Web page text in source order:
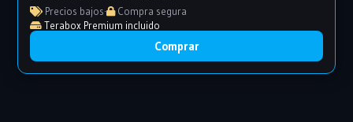
Precios bajos·
Compra segura
Terabox Premium incluido
Comprar